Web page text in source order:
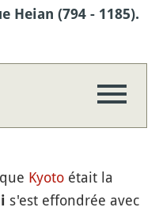
Heian (794 - 1185).
Kyoto était la
s'est effondrée avec